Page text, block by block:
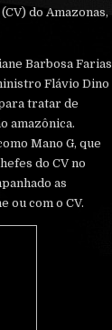
do Amazonas,
Barbosa Farias
Flávio Dino
tratar de
amazônica.
Mano G, que
do CV no
as
ou com o CV.